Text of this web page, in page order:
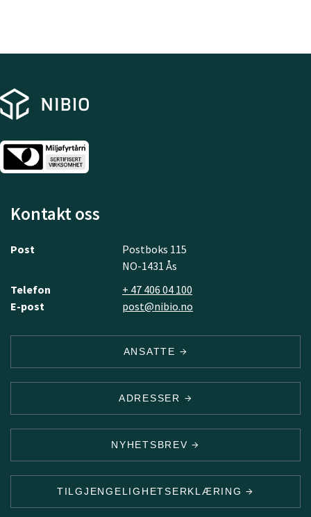
Kontakt oss
Post
Postboks 115
NO-1431 Ås
Telefon
+ 47 406 04 100
E-post
post@nibio.no
ANSATTE
ADRESSER
NYHETSBREV
TILGJENGELIGHETSERKLÆRING